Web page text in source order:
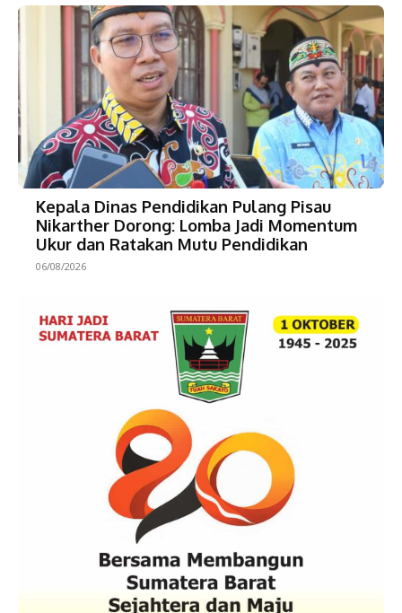
Kepala Dinas Pendidikan Pulang Pisau
Nikarther Dorong: Lomba Jadi Momentum
Ukur dan Ratakan Mutu Pendidikan
06/08/2026